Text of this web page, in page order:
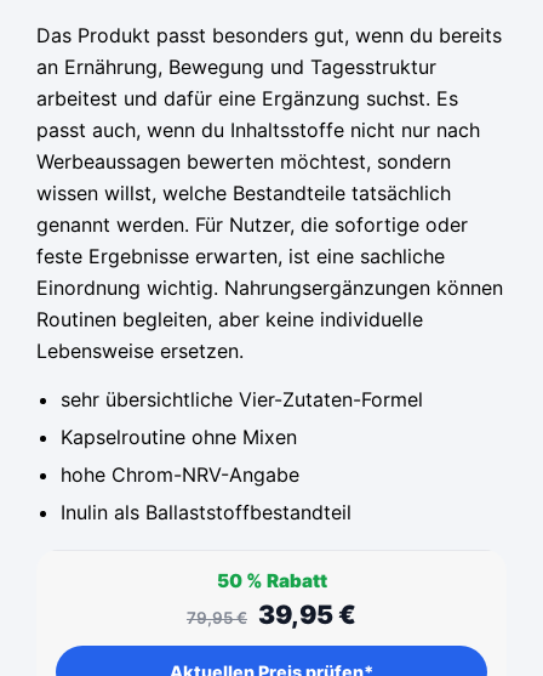
Das Produkt passt besonders gut, wenn du bereits
an Ernährung, Bewegung und Tagesstruktur
arbeitest und dafür eine Ergänzung suchst. Es
passt auch, wenn du Inhaltsstoffe nicht nur nach
Werbeaussagen bewerten möchtest, sondern
wissen willst, welche Bestandteile tatsächlich
genannt werden. Für Nutzer, die sofortige oder
feste Ergebnisse erwarten, ist eine sachliche
Einordnung wichtig. Nahrungsergänzungen können
Routinen begleiten, aber keine individuelle
Lebensweise ersetzen.
sehr übersichtliche Vier-Zutaten-Formel
Kapselroutine ohne Mixen
hohe Chrom-NRV-Angabe
Inulin als Ballaststoffbestandteil
50 % Rabatt
79,95€ 39,95€